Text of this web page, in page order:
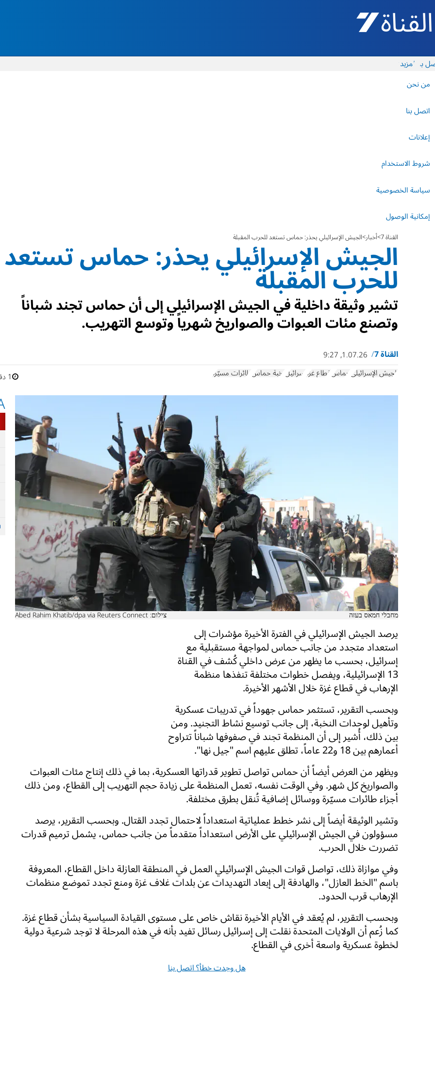
القناة 7 - أروتس شيفع
بنا
من نحن
اتصل بنا
إعلانات
شروط الاستخدام
سياسة الخصوصية
إمكانية الوصول
المزيد
القناة 7 أخبار الجيش الإسرائيلي يحذر: حماس تستعد للحرب المقبلة
الجيش الإسرائيلي يحذر: حماس تستعد
للحرب المقبلة
تشير وثيقة داخلية في الجيش الإسرائيلي إلى أن حماس تجند شباناً
وتصنع مئات العبوات والصواريخ شهرياً وتوسع التهريب.
القناة 7
1.07.26, 9:27
الجيش الإسرائيلي حماسقطاع غزة إسرائيل نخبة حماس طائرات مسيّرة 1 دقائق
מחבלי חמאס בעזה צילום: Abed Rahim Khatib/dpa via Reuters Connect
يرصد الجيش الإسرائيلي في الفترة الأخيرة مؤشرات إلى
استعداد متجدد من جانب حماس لمواجهة مستقبلية مع
إسرائيل، بحسب ما يظهر من عرض داخلي كُشف في القناة
13 الإسرائيلية، ويفصل خطوات مختلفة تنفذها منظمة
الإرهاب في قطاع غزة خلال الأشهر الأخيرة.
وبحسب التقرير، تستثمر حماس جهوداً في تدريبات عسكرية
وتأهيل لوحدات النخبة، إلى جانب توسيع نشاط التجنيد. ومن
بين ذلك، أُشير إلى أن المنظمة تجند في صفوفها شباناً تتراوح
أعمارهم بين 18 و22 عاماً، تطلق عليهم اسم "جيل نها".
ويظهر من العرض أيضاً أن حماس تواصل تطوير قدراتها العسكرية، بما في ذلك إنتاج مئات العبوات
والصواريخ كل شهر. وفي الوقت نفسه، تعمل المنظمة على زيادة حجم التهريب إلى القطاع، ومن ذلك
أجزاء طائرات مسيّرة ووسائل إضافية تُنقل بطرق مختلفة.
وتشير الوثيقة أيضاً إلى نشر خطط عملياتية استعداداً لاحتمال تجدد القتال. وبحسب التقرير، يرصد
مسؤولون في الجيش الإسرائيلي على الأرض استعداداً متقدماً من جانب حماس، يشمل ترميم قدرات
تضررت خلال الحرب.
وفي موازاة ذلك، تواصل قوات الجيش الإسرائيلي العمل في المنطقة العازلة داخل القطاع، المعروفة
باسم "الخط العازل"، والهادفة إلى إبعاد التهديدات عن بلدات غلاف غزة ومنع تجدد تموضع منظمات
الإرهاب قرب الحدود.
وبحسب التقرير، لم يُعقد في الأيام الأخيرة نقاش خاص على مستوى القيادة السياسية بشأن قطاع غزة.
كما زُعم أن الولايات المتحدة نقلت إلى إسرائيل رسائل تفيد بأنه في هذه المرحلة لا توجد شرعية دولية
لخطوة عسكرية واسعة أخرى في القطاع.
هل وجدت خطأ؟ اتصل بنا